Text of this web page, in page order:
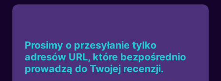
Prosimy o przesyłanie tylko
adresów URL, które bezpośrednio
prowadzą do Twojej recenzji.